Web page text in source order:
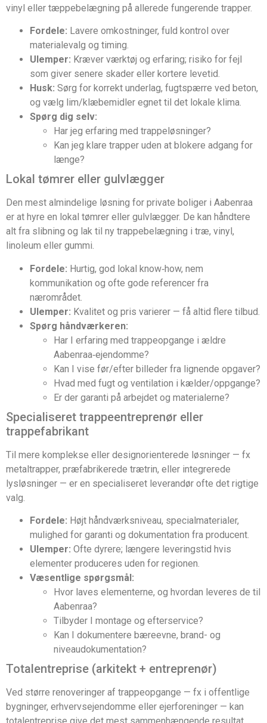
vinyl eller tæppebelægning på allerede fungerende trapper.
Fordele: Lavere omkostninger, fuld kontrol over
materialevalg og timing.
Ulemper: Kræver værktøj og erfaring; risiko for fejl
som giver senere skader eller kortere levetid.
Husk: Sørg for korrekt underlag, fugtspærre ved beton,
og vælg lim/klæbemidler egnet til det lokale klima.
Spørg dig selv:
Har jeg erfaring med trappeløsninger?
Kan jeg klare trapper uden at blokere adgang for
længe?
Lokal tømrer eller gulvlægger
Den mest almindelige løsning for private boliger i Aabenraa
er at hyre en lokal tømrer eller gulvlægger. De kan håndtere
alt fra slibning og lak til ny trappebelægning i træ, vinyl,
linoleum eller gummi.
Fordele: Hurtig, god lokal know‑how, nem
kommunikation og ofte gode referencer fra
nærområdet.
Ulemper: Kvalitet og pris varierer — få altid flere tilbud.
Spørg håndværkeren:
Har I erfaring med trappeopgange i ældre
Aabenraa‑ejendomme?
Kan I vise før/efter billeder fra lignende opgaver?
Hvad med fugt og ventilation i kælder/oppgange?
Er der garanti på arbejdet og materialerne?
Specialiseret trappeentreprenør eller
trappefabrikant
Til mere komplekse eller designorienterede løsninger — fx
metaltrapper, præfabrikerede trætrin, eller integrerede
lysløsninger — er en specialiseret leverandør ofte det rigtige
valg.
Fordele: Højt håndværksniveau, specialmaterialer,
mulighed for garanti og dokumentation fra producent.
Ulemper: Ofte dyrere; længere leveringstid hvis
elementer produceres uden for regionen.
Væsentlige spørgsmål:
Hvor laves elementerne, og hvordan leveres de til
Aabenraa?
Tilbyder I montage og efterservice?
Kan I dokumentere bæreevne, brand- og
niveaudokumentation?
Totalentreprise (arkitekt + entreprenør)
Ved større renoveringer af trappeopgange — fx i offentlige
bygninger, erhvervsejendomme eller ejerforeninger — kan